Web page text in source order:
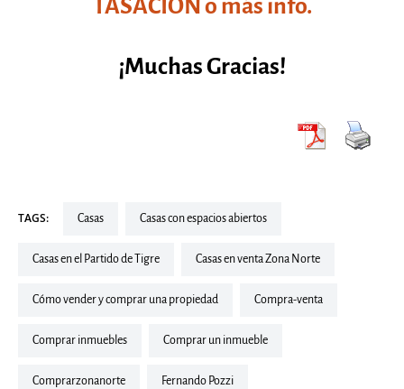
TASACIÓN o más info.
¡Muchas Gracias!
TAGS: casas Casas con espacios abiertos
Casas en el Partido de Tigre Casas en venta Zona Norte
Cómo vender y comprar una propiedad compra-venta
Comprar inmuebles comprar un inmueble
comprarzonanorte Fernando Pozzi